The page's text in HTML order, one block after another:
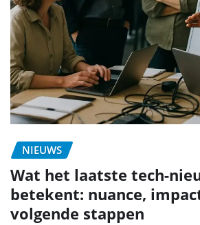
NIEUWS
Wat het laatste tech-
betekent: nuance,
volgende stappen